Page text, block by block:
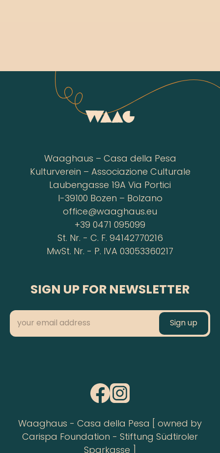
Waaghaus – Casa della Pesa
Kulturverein – Associazione Culturale
Laubengasse 19A Via Portici
I-39100 Bozen – Bolzano
office@waaghaus.eu
+39 0471 095099
St. Nr. - C. F. 94142770216
MwSt. Nr. - P. IVA 03053360217
SIGN UP FOR NEWSLETTER
Waaghaus - Casa della Pesa [ owned by
Carispa Foundation - Stiftung Südtiroler